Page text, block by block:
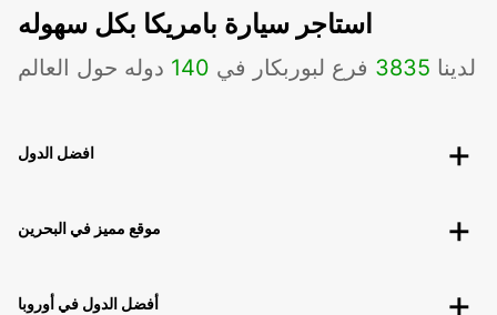
استاجر سيارة بامريكا بكل سهوله
لدينا 3835 فرع لبوربكار في 140 دوله حول العالم
افضل الدول
موقع مميز في البحرين
أفضل الدول في أوروبا